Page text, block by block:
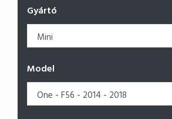
Gyártó
Model